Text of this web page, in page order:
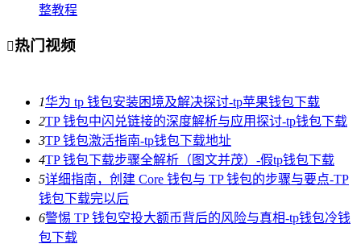
整教程
热门视频
1华为 tp 钱包安装困境及解决探讨-tp苹果钱包下载
2TP 钱包中闪兑链接的深度解析与应用探讨-tp钱包下载
3TP 钱包激活指南-tp钱包下载地址
4TP 钱包下载步骤全解析（图文并茂）-假tp钱包下载
5详细指南，创建 Core 钱包与 TP 钱包的步骤与要点-TP
钱包下载完以后
6警惕 TP 钱包空投大额币背后的风险与真相-tp钱包冷钱
包下载